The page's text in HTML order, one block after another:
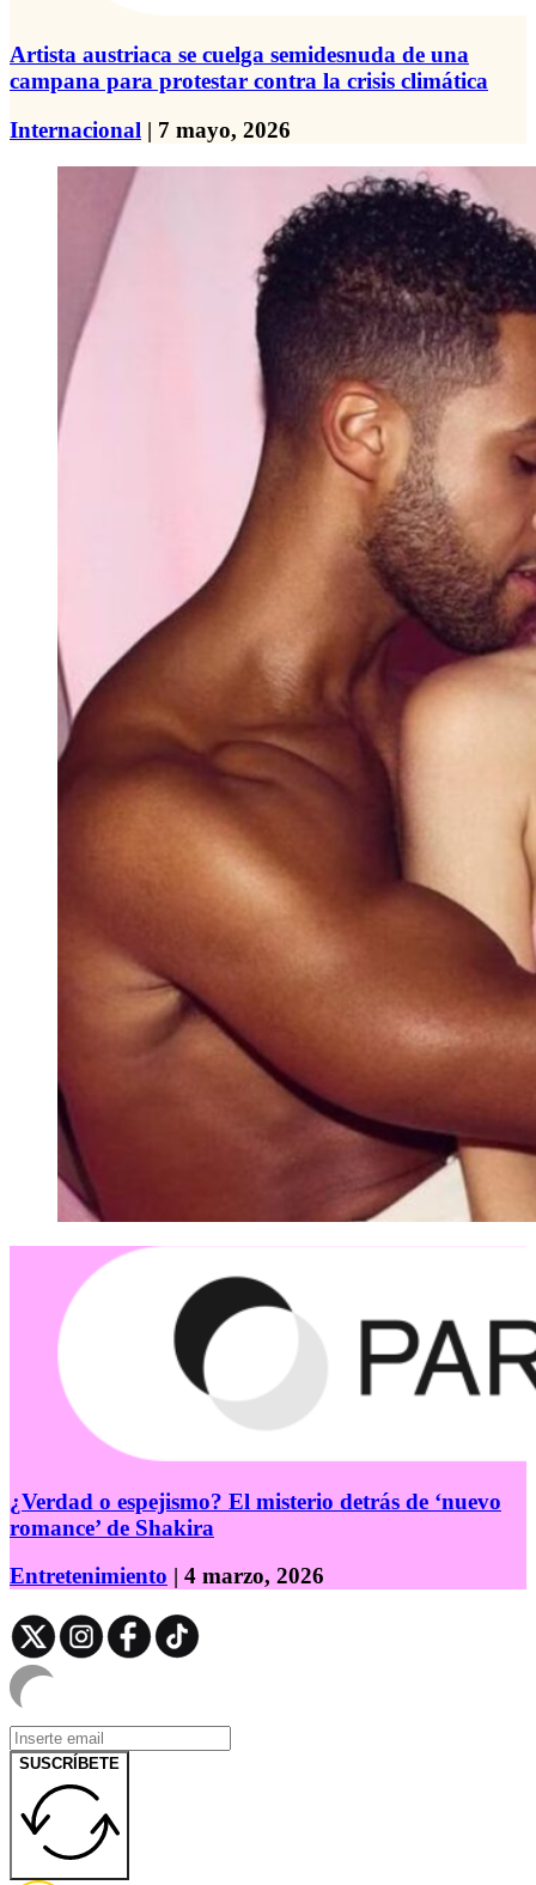
Artista austriaca se cuelga semidesnuda de una
campana para protestar contra la crisis climática
Internacional | 7 mayo, 2026
¿Verdad o espejismo? El misterio detrás de ‘nuevo
romance’ de Shakira
Entretenimiento | 4 marzo, 2026
SUSCRÍBETE